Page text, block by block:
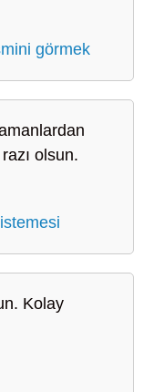
görmek
olsun.
Kolay